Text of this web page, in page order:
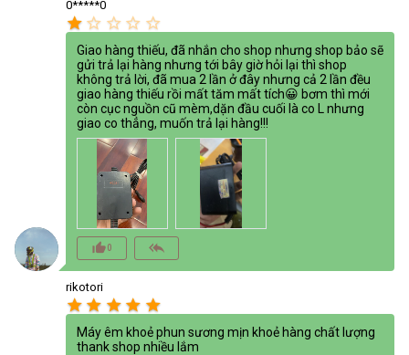
0*****0
star star_border star_border star_border star_border
Giao hàng thiếu, đã nhắn cho shop nhưng shop bảo sẽ
gửi trả lại hàng nhưng tới bây giờ hỏi lại thì shop
không trả lời, đã mua 2 lần ở đây nhưng cả 2 lần đều
giao hàng thiếu rồi mất tăm mất tích😀 bơm thì mới
còn cục nguồn cũ mèm,dặn đầu cuối là co L nhưng
giao co thẳng, muốn trả lại hàng!!!
thumb_up_alt0 reply_all
rikotori
star star star star star
Máy êm khoẻ phun sương mịn khoẻ hàng chất lượng
thank shop nhiều lắm